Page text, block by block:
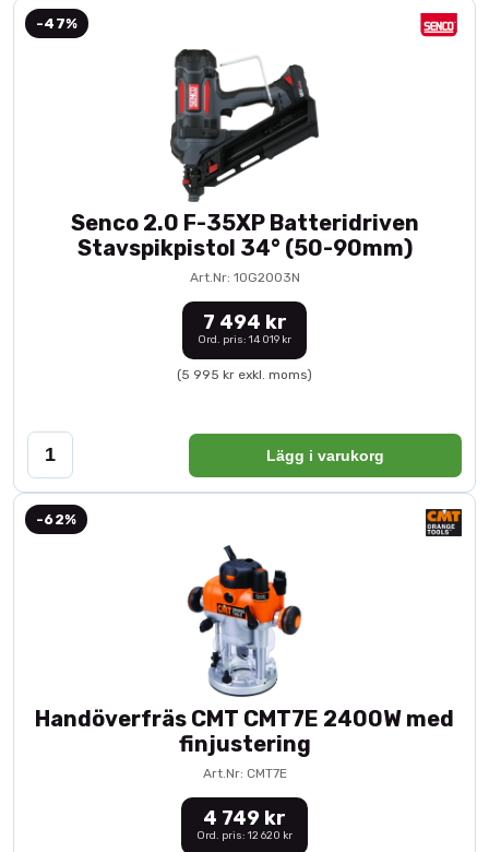
-47%
Senco 2.0 F-35XP Batteridriven
Stavspikpistol 34° (50-90mm)
Art.Nr: 10G2003N
7 494 kr
Ord. pris: 14 019 kr
(5 995 kr exkl. moms)
Lägg i varukorg
-62%
Handöverfräs CMT CMT7E 2400W med
finjustering
Art.Nr: CMT7E
4 749 kr
Ord. pris: 12 620 kr